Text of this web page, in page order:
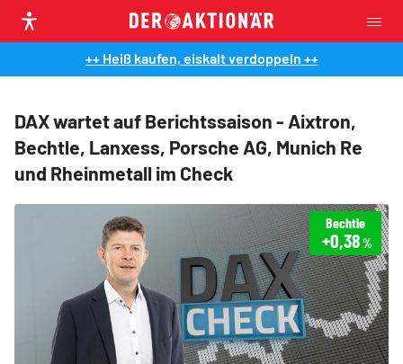
++ Heiß kaufen, eiskalt verdoppeln ++
DAX wartet auf Berichtssaison - Aixtron,
Bechtle, Lanxess, Porsche AG, Munich Re
und Rheinmetall im Check
Bechtle
+0,38%